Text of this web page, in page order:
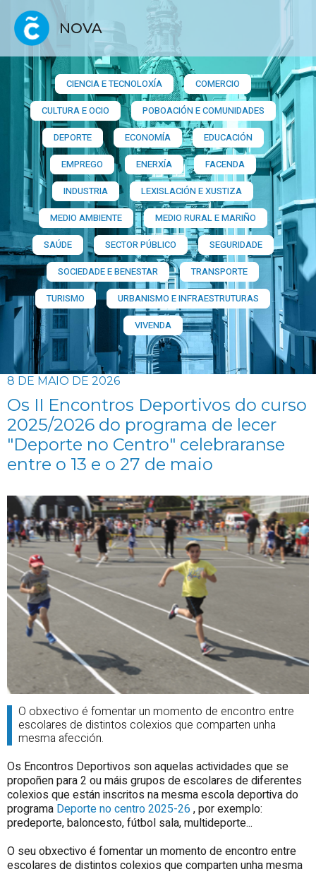
NOVA
CIENCIA E TECNOLOXÍA
COMERCIO
CULTURA E OCIO
POBOACIÓN E COMUNIDADES
DEPORTE
ECONOMÍA
EDUCACIÓN
EMPREGO
ENERXÍA
FACENDA
INDUSTRIA
LEXISLACIÓN E XUSTIZA
MEDIO AMBIENTE
MEDIO RURAL E MARIÑO
SAÚDE
SECTOR PÚBLICO
SEGURIDADE
SOCIEDADE E BENESTAR
TRANSPORTE
TURISMO
URBANISMO E INFRAESTRUTURAS
VIVENDA
8 DE MAIO DE 2026
Os II Encontros Deportivos do curso
2025/2026 do programa de lecer
"Deporte no Centro" celebraranse
entre o 13 e o 27 de maio
O obxectivo é fomentar un momento de encontro entre
escolares de distintos colexios que comparten unha
mesma afección.
Os Encontros Deportivos son aquelas actividades que se
propoñen para 2 ou máis grupos de escolares de diferentes
colexios que están inscritos na mesma escola deportiva do
programa Deporte no centro 2025-26 , por exemplo:
predeporte, baloncesto, fútbol sala, multideporte...
O seu obxectivo é fomentar un momento de encontro entre
escolares de distintos colexios que comparten unha mesma